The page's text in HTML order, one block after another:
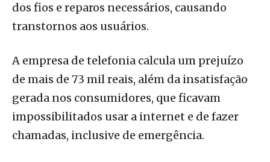
dos fios e reparos necessários, causando
transtornos aos usuários.
A empresa de telefonia calcula um prejuízo
de mais de 73 mil reais, além da insatisfação
gerada nos consumidores, que ficavam
impossibilitados usar a internet e de fazer
chamadas, inclusive de emergência.